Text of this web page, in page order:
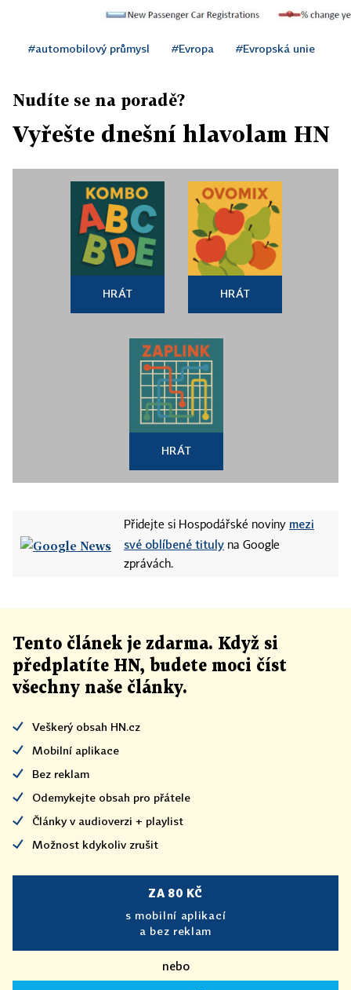
#automobilový průmysl #Evropa #Evropská unie
Nudíte se na poradě?
Vyřešte dnešní hlavolam HN
HRÁT HRÁT
HRÁT
Přidejte si Hospodářské noviny mezi
své oblíbené tituly na Google
zprávách.
Tento článek je zdarma. Když si
předplatíte HN, budete moci číst
všechny naše články.
Veškerý obsah HN.cz
Mobilní aplikace
Bez reklam
Odemykejte obsah pro přátele
Články v audioverzi + playlist
Možnost kdykoliv zrušit
ZA 80 KČ
s mobilní aplikací
a bez reklam
nebo